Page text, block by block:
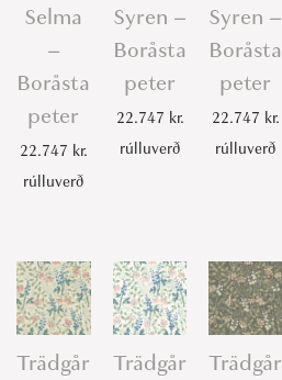
Selma
–
Boråsta
peter
22.747 kr.
rúlluverð
Syren –
Boråsta
peter
22.747 kr.
rúlluverð
Syren –
Boråsta
peter
22.747 kr.
rúlluverð
Trädgår
Trädgår
Trädgår